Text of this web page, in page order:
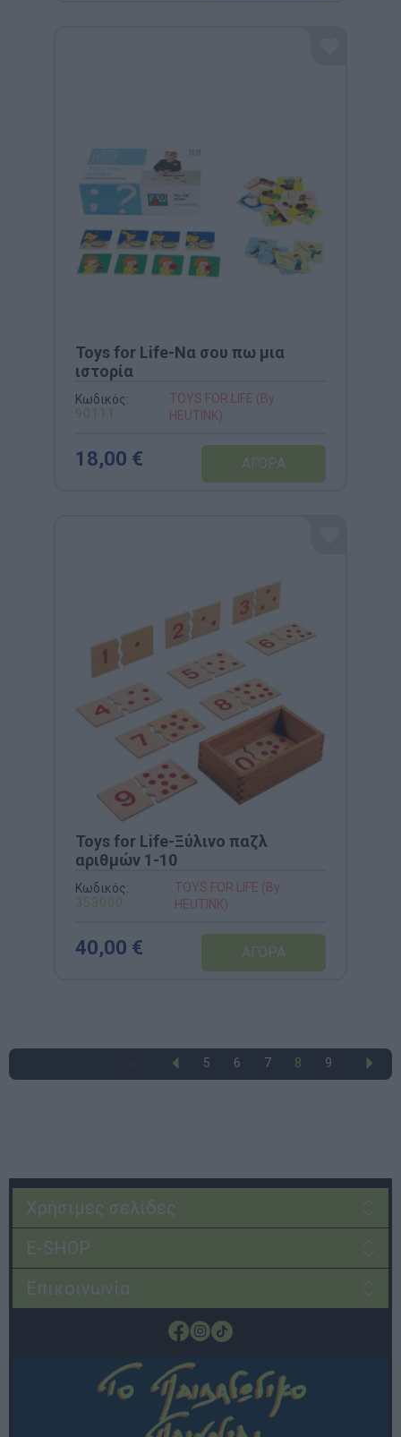
Toys for Life-Να σου πω μια
ιστορία
Κωδικός:
90111
TOYS FOR LIFE (By
HEUTINK)
18,00 €
Toys for Life-Ξύλινο παζλ
αριθμών 1-10
Κωδικός:
353000
TOYS FOR LIFE (By
HEUTINK)
40,00 €
5 6 7 8 9
Χρήσιμες σελίδες
E-SHOP
Επικοινωνία